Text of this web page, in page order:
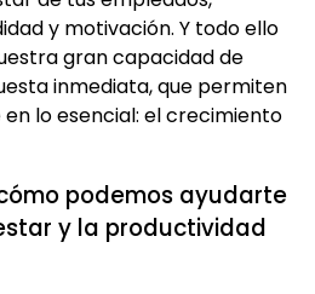
y motivación. Y todo ello
gran capacidad de
inmediata, que permiten
lo esencial: el crecimiento
podemos ayudarte
y la productividad